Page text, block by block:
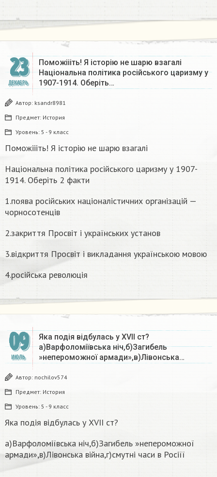
23
ДЕКАБРЬ
Поможіііть! Я історію не шарю взагалі
Національна політика російського царизму у
1907-1914. Оберіть…
Автор: ksandr8981
Предмет: История
Уровень: 5 - 9 класс
Поможіііть! Я історію не шарю взагалі
Національна політика російського царизму у 1907-
1914. Оберіть 2 факти
1.поява російських націоналістичних організацій —
чорносотенців
2.закриття Просвіт і українських установ
3.відкриття Просвіт і викладання українською мовою
4.російська революція
09
ИЮЛЬ
Яка подія відбулась у XVII ст?
а)Варфоломіївська ніч,б)Загибель
»непероможної армади»,в)Лівонська…
Автор: nochilov574
Предмет: История
Уровень: 5 - 9 класс
Яка подія відбулась у XVII ст?
а)Варфоломіївська ніч,б)Загибель »непероможної
армади»,в)Лівонська війна,г)смутні часи в Росіїї